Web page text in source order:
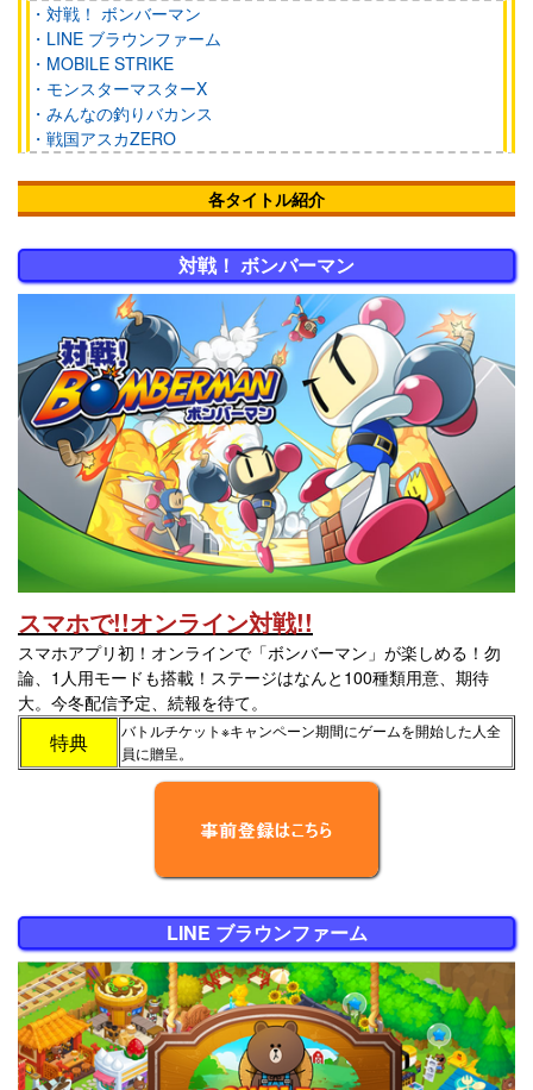
・対戦！ ボンバーマン
・LINE ブラウンファーム
・MOBILE STRIKE
・モンスターマスターX
・みんなの釣りバカンス
・戦国アスカZERO
各タイトル紹介
対戦！ ボンバーマン
スマホで!!オンライン対戦!!
スマホアプリ初！オンラインで「ボンバーマン」が楽しめる！勿
論、1人用モードも搭載！ステージはなんと100種類用意、期待
大。今冬配信予定、続報を待て。
特典
バトルチケット※キャンペーン期間にゲームを開始した人全
員に贈呈。
LINE ブラウンファーム